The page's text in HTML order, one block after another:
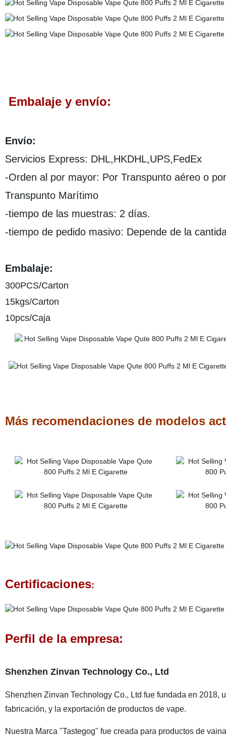
Embalaje y envío:
Envío:
Servicios Express: DHL,HKDHL,UPS,FedEx
-Orden al por mayor: Por Transpunto aéreo o por
Transpunto Marítimo
-tiempo de las muestras: 2 días.
-tiempo de pedido masivo: Depende de la
Embalaje:
300PCS/Carton
15kgs/Carton
10pcs/Caja
Más recomendaciones de modelos
Certificaciones:
Perfil de la empresa:
Shenzhen Zinvan Technology Co., Ltd
Shenzhen Zinvan Technology Co., Ltd fue fundada en
fabricación, y la exportación de productos de vape.
Nuestra Marca "Tastegog" fue creada para productos de